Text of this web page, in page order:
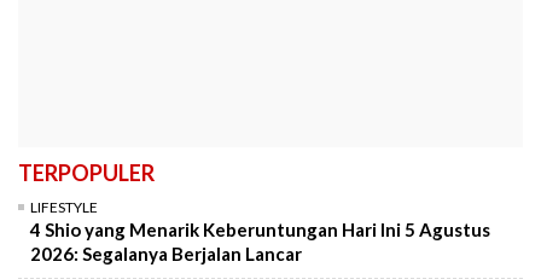
TERPOPULER
LIFESTYLE
4 Shio yang Menarik Keberuntungan Hari Ini 5 Agustus
2026: Segalanya Berjalan Lancar